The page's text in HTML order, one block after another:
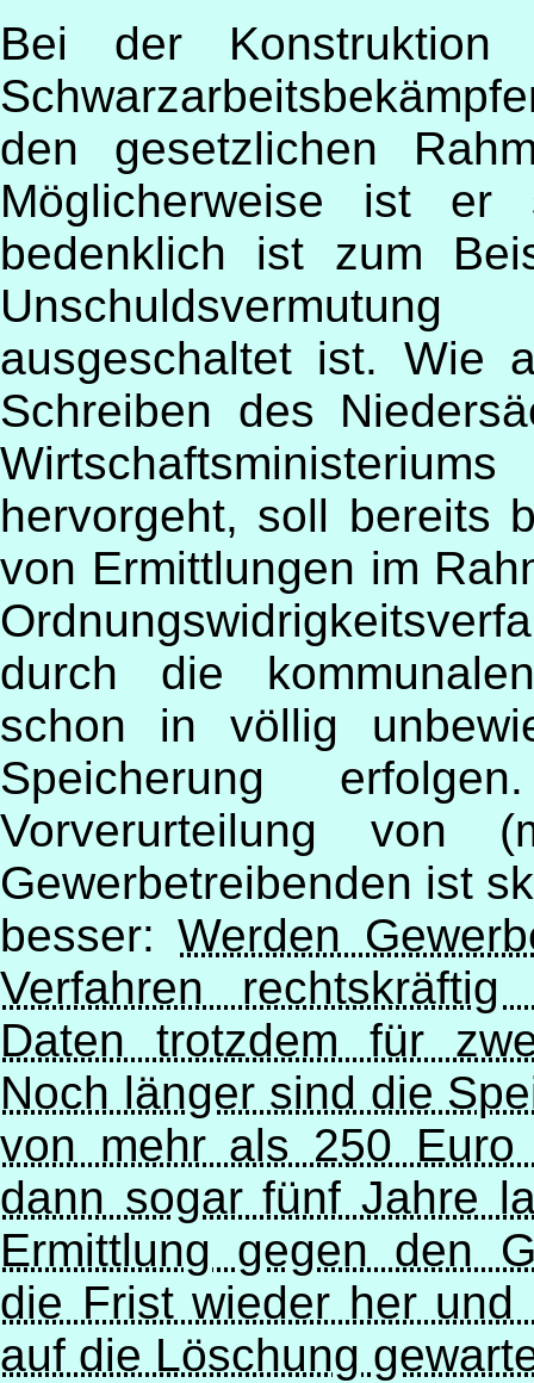
Bei der
den gesetzlichen
Möglicherweise ist er
bedenklich ist zum
ausgeschaltet ist. Wie
Schreiben des
Wirtschaftsministeriums
hervorgeht, soll bereits
von Ermittlungen im
durch die
schon in völlig
Speicherung
Vorverurteilung von
Gewerbetreibenden ist
besser:Werden
Verfahren
Daten trotzdem für
Noch länger sind die
von mehr als 250 Euro
dann sogar fünf Jahre
Ermittlung gegen den
die Frist wieder her
auf die Löschung